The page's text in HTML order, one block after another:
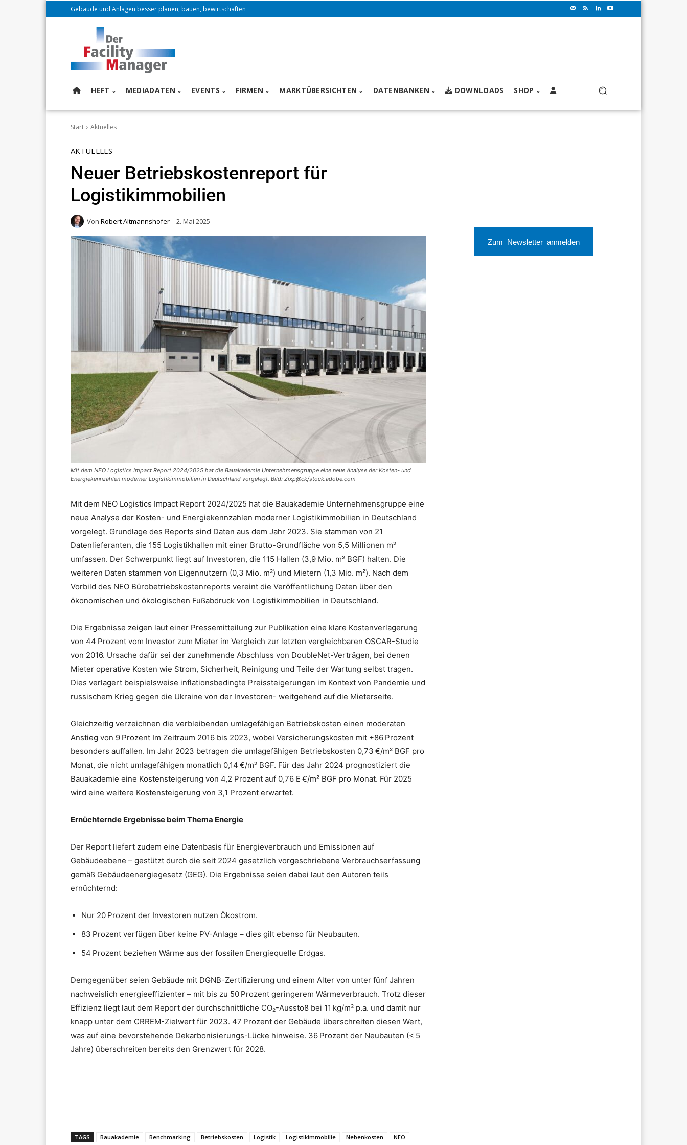
Gebäude und Anlagen besser planen, bauen, bewirtschaften
HEFT MEDIADATEN EVENTS FIRMEN MARKTÜBERSICHTEN DATENBANKEN DOWNLOADS SHOP
Start Aktuelles
AKTUELLES
Neuer Betriebskostenreport für
Logistikimmobilien
Von Robert Altmannshofer 2. Mai 2025
Mit dem NEO Logistics Impact Report 2024/2025 hat die Bauakademie Unternehmensgruppe eine neue Analyse der Kosten- und
Energiekennzahlen moderner Logistikimmobilien in Deutschland vorgelegt. Bild: Zixp@ck/stock.adobe.com
Mit dem NEO Logistics Impact Report 2024/2025 hat die Bauakademie Unternehmensgruppe eine
neue Analyse der Kosten- und Energiekennzahlen moderner Logistikimmobilien in Deutschland
vorgelegt. Grundlage des Reports sind Daten aus dem Jahr 2023. Sie stammen von 21
Datenlieferanten, die 155 Logistikhallen mit einer Brutto-Grundfläche von 5,5 Millionen m²
umfassen. Der Schwerpunkt liegt auf Investoren, die 115 Hallen (3,9 Mio. m² BGF) halten. Die
weiteren Daten stammen von Eigennutzern (0,3 Mio. m²) und Mietern (1,3 Mio. m²). Nach dem
Vorbild des NEO Bürobetriebskostenreports vereint die Veröffentlichung Daten über den
ökonomischen und ökologischen Fußabdruck von Logistikimmobilien in Deutschland.
Die Ergebnisse zeigen laut einer Pressemitteilung zur Publikation eine klare Kostenverlagerung
von 44 Prozent vom Investor zum Mieter im Vergleich zur letzten vergleichbaren OSCAR-Studie
von 2016. Ursache dafür sei der zunehmende Abschluss von DoubleNet-Verträgen, bei denen
Mieter operative Kosten wie Strom, Sicherheit, Reinigung und Teile der Wartung selbst tragen.
Dies verlagert beispielsweise inflationsbedingte Preissteigerungen im Kontext von Pandemie und
russischem Krieg gegen die Ukraine von der Investoren- weitgehend auf die Mieterseite.
Gleichzeitig verzeichnen die verbleibenden umlagefähigen Betriebskosten einen moderaten
Anstieg von 9 Prozent Im Zeitraum 2016 bis 2023, wobei Versicherungskosten mit +86 Prozent
besonders auffallen. Im Jahr 2023 betragen die umlagefähigen Betriebskosten 0,73 €/m² BGF pro
Monat, die nicht umlagefähigen monatlich 0,14 €/m² BGF. Für das Jahr 2024 prognostiziert die
Bauakademie eine Kostensteigerung von 4,2 Prozent auf 0,76 E €/m² BGF pro Monat. Für 2025
wird eine weitere Kostensteigerung von 3,1 Prozent erwartet.
Ernüchternde Ergebnisse beim Thema Energie
Der Report liefert zudem eine Datenbasis für Energieverbrauch und Emissionen auf
Gebäudeebene – gestützt durch die seit 2024 gesetzlich vorgeschriebene Verbrauchserfassung
gemäß Gebäudeenergiegesetz (GEG). Die Ergebnisse seien dabei laut den Autoren teils
ernüchternd:
Nur 20 Prozent der Investoren nutzen Ökostrom.
83 Prozent verfügen über keine PV-Anlage – dies gilt ebenso für Neubauten.
54 Prozent beziehen Wärme aus der fossilen Energiequelle Erdgas.
Demgegenüber seien Gebäude mit DGNB-Zertifizierung und einem Alter von unter fünf Jahren
nachweislich energieeffizienter – mit bis zu 50 Prozent geringerem Wärmeverbrauch. Trotz dieser
Effizienz liegt laut dem Report der durchschnittliche CO₂-Ausstoß bei 11 kg/m² p.a. und damit nur
knapp unter dem CRREM-Zielwert für 2023. 47 Prozent der Gebäude überschreiten diesen Wert,
was auf eine bevorstehende Dekarbonisierungs-Lücke hinweise. 36 Prozent der Neubauten (< 5
Jahre) überschreiten bereits den Grenzwert für 2028.
TAGS Bauakademie Benchmarking Betriebskosten Logistik Logistikimmobilie Nebenkosten NEO
Zum Newsletter anmelden